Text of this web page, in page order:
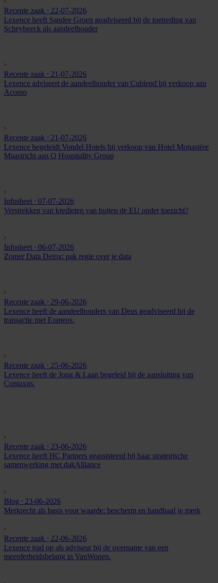
Recente zaak ⸱ 22-07-2026
Lexence heeft Sandee Groen geadviseerd bij de toetreding van
Scheybeeck als aandeelhouder
Recente zaak ⸱ 21-07-2026
Lexence adviseert de aandeelhouder van Cublend bij verkoop aan
Acomo
Recente zaak ⸱ 21-07-2026
Lexence begeleidt Vondel Hotels bij verkoop van Hotel Monastère
Maastricht aan Q Hospitality Group
Infosheet ⸱ 07-07-2026
Verstrekken van kredieten van buiten de EU onder toezicht?
Infosheet ⸱ 06-07-2026
Zomer Data Detox: pak regie over je data
Recente zaak ⸱ 29-06-2026
Lexence heeft de aandeelhouders van Deus geadviseerd bij de
transactie met Eraneos.
Recente zaak ⸱ 25-06-2026
Lexence heeft de Jong & Laan begeleid bij de aansluiting van
Contaxus.
Recente zaak ⸱ 23-06-2026
Lexence heeft HC Partners geassisteerd bij haar strategische
samenwerking met dakAlliance
Blog ⸱ 23-06-2026
Merkrecht als basis voor waarde: bescherm en handhaaf je merk
Recente zaak ⸱ 22-06-2026
Lexence trad op als adviseur bij de overname van een
meerderheidsbelang in VanWonen.